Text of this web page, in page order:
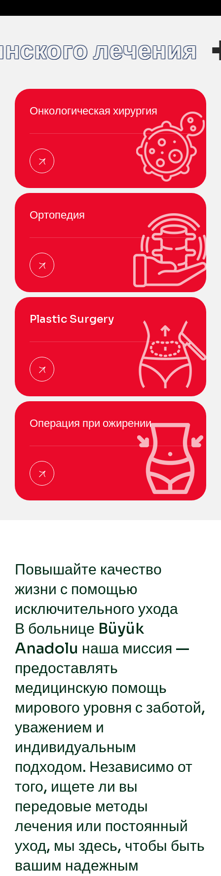
Онкологическая хирургия
Ортопедия
Plastic Surgery
Операция при ожирении
Повышайте качество
жизни с помощью
исключительного ухода
В больнице Büyük
Anadolu наша миссия —
предоставлять
медицинскую помощь
мирового уровня с заботой,
уважением и
индивидуальным
подходом. Независимо от
того, ищете ли вы
передовые методы
лечения или постоянный
уход, мы здесь, чтобы быть
вашим надежным